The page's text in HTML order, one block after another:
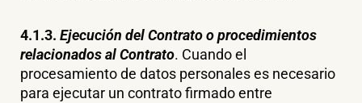
4.1.3. Ejecución del Contrato o procedimientos
relacionados al Contrato. Cuando el
procesamiento de datos personales es necesario
para ejecutar un contrato firmado entre